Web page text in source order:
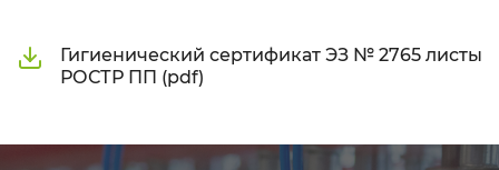
Гигиенический сертификат ЭЗ № 2765 листы
РОСТР ПП (pdf)